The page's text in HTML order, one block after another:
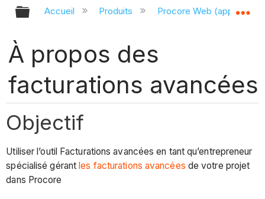
Développer/réduire la hiérarchie
Accueil Produits Procore Web
À propos des
facturations avancées
Objectif
Utiliser l’outil Facturations avancées en tant qu’entrepreneur
spécialisé gérant les facturations avancées de votre projet
dans Procore